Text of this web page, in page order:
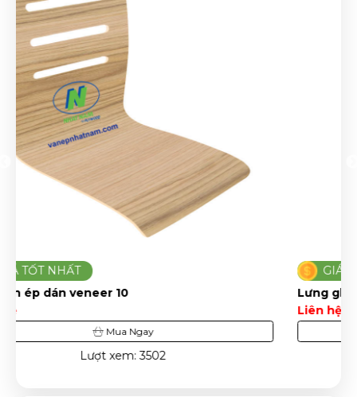
GIÁ TỐT NHẤT
Lưng ghế gỗ veneer 7
Lượt xem: 3179